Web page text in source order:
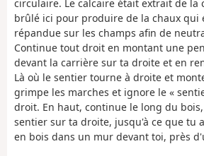
circulaire. Le calcaire était extrait de la
brûlé ici pour produire de la chaux qui
répandue sur les champs afin de
Continue tout droit en montant une
devant la carrière sur ta droite et en
Là où le sentier tourne à droite et
grimpe les marches et ignore le «
droit. En haut, continue le long du
sentier sur ta droite, jusqu'à ce que tu
en bois dans un mur devant toi, près